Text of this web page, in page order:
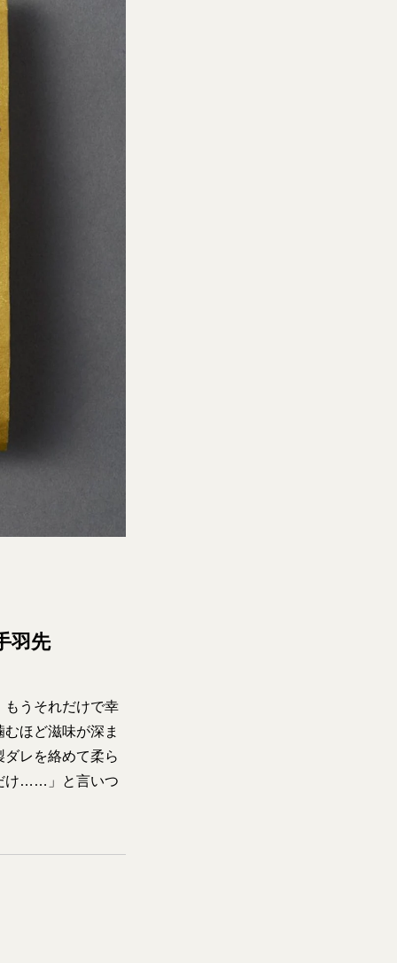
羽先
もうそれだけで幸
ほど滋味が深ま
レを絡めて柔ら
け……」と言いつ